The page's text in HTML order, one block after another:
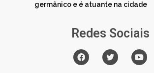
germânico e é atuante na cidade
Redes Sociais